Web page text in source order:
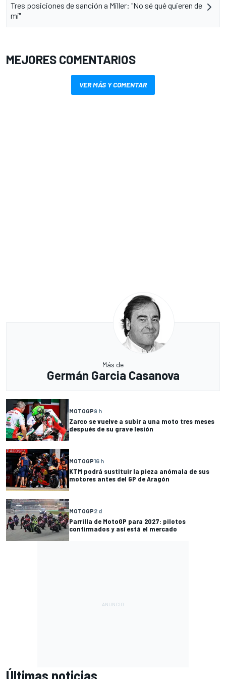
Tres posiciones de sanción a Miller: "No sé qué quieren de
mí"
MEJORES COMENTARIOS
VER MÁS Y COMENTAR
Más de
Germán Garcia Casanova
MOTOGP9 h
Zarco se vuelve a subir a una moto tres meses
después de su grave lesión
MOTOGP16 h
KTM podrá sustituir la pieza anómala de sus
motores antes del GP de Aragón
MOTOGP2 d
Parrilla de MotoGP para 2027: pilotos
confirmados y así está el mercado
Últimas noticias